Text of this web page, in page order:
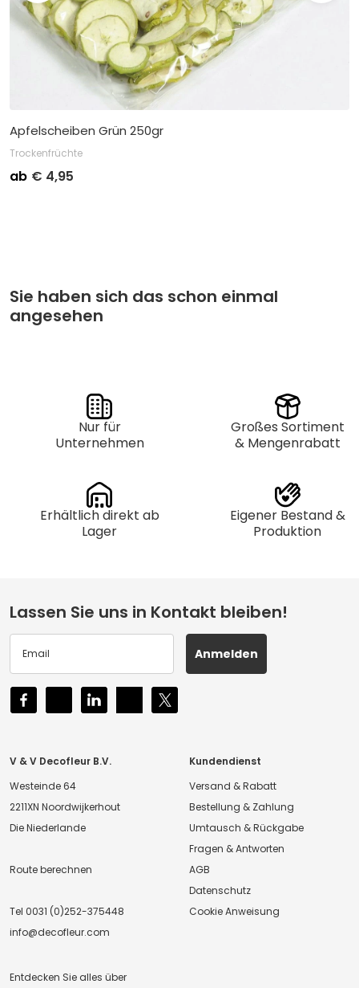
Apfelscheiben Grün 250gr
Trockenfrüchte
ab € 4,95
Sie haben sich das schon einmal
angesehen
Nur für
Unternehmen
Großes Sortiment
& Mengenrabatt
Erhältlich direkt ab
Lager
Eigener Bestand &
Produktion
Lassen Sie uns in Kontakt bleiben!
Anmelden
V & V Decofleur B.V.
Westeinde 64
2211XN Noordwijkerhout
Die Niederlande
Route berechnen
Tel 0031 (0)252-375448
info@decofleur.com
Entdecken Sie alles über
Kundendienst
Versand & Rabatt
Bestellung & Zahlung
Umtausch & Rückgabe
Fragen & Antworten
AGB
Datenschutz
Cookie Anweisung